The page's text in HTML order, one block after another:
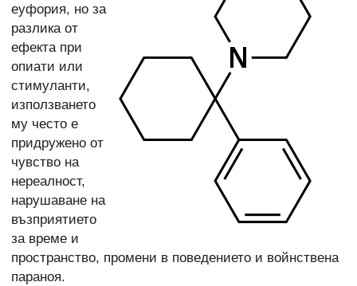
еуфория, но за
разлика от
ефекта при
опиати или
стимуланти,
използването
му често е
придружено от
чувство на
нереалност,
нарушаване на
възприятието
за време и
пространство, промени в поведението и войнствена
параноя.